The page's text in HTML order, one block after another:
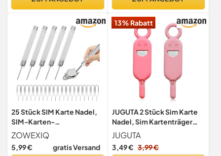
- Von LokoBatii
Pin, Telefon-Pin, Pin zum
25 Stück SIM Karte Nadel,
SIM-Karten-
Entfernungswerkzeug, SIM
Pin Handy Nadel
Kompatibel mit Allen
ZOWEXIQ
5,99 € gratis Versand
13% Rabatt
JUGUTA 2 Stück Sim Karte
Nadel, Sim Kartenträger
Auswerfer Pin Auswerfen
Removal Tool, Simkarte
Brett Entferner Kompatibel
JUGUTA
3,49 € 3,99 €